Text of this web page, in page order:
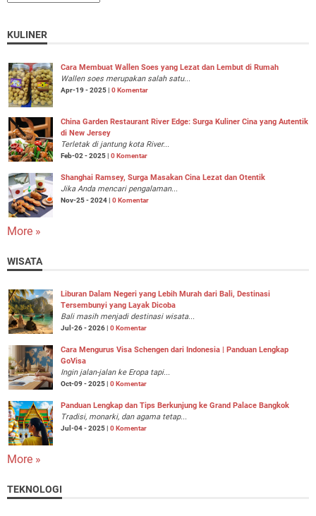
KULINER
Cara Membuat Wallen Soes yang Lezat dan Lembut di Rumah
Wallen soes merupakan salah satu...
Apr-19 - 2025 | 0 Komentar
China Garden Restaurant River Edge: Surga Kuliner Cina yang Autentik
di New Jersey
Terletak di jantung kota River...
Feb-02 - 2025 | 0 Komentar
Shanghai Ramsey, Surga Masakan Cina Lezat dan Otentik
Jika Anda mencari pengalaman...
Nov-25 - 2024 | 0 Komentar
More »
WISATA
Liburan Dalam Negeri yang Lebih Murah dari Bali, Destinasi
Tersembunyi yang Layak Dicoba
Bali masih menjadi destinasi wisata...
Jul-26 - 2026 | 0 Komentar
Cara Mengurus Visa Schengen dari Indonesia | Panduan Lengkap
GoVisa
Ingin jalan-jalan ke Eropa tapi...
Oct-09 - 2025 | 0 Komentar
Panduan Lengkap dan Tips Berkunjung ke Grand Palace Bangkok
Tradisi, monarki, dan agama tetap...
Jul-04 - 2025 | 0 Komentar
More »
TEKNOLOGI